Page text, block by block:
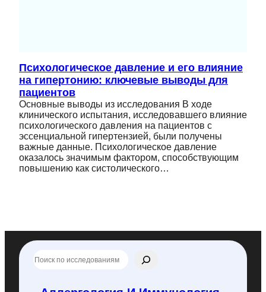
Психологическое давление и его влияние
на гипертонию: ключевые выводы для
пациентов
Основные выводы из исследования В ходе
клинического испытания, исследовавшего влияние
психологического давления на пациентов с
эссенциальной гипертензией, были получены
важные данные. Психологическое давление
оказалось значимым фактором, способствующим
повышению как систолического…
о